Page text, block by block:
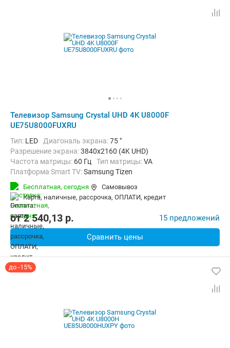
Телевизор Samsung Crystal UHD 4K U8000F
UE75U8000FUXRU
Тип: LED Диагональ экрана:75 "
Разрешение экрана:3840x2160 (4K UHD)
Частота матрицы: 60 Гц Тип матрицы:VA
Платформа Smart TV:Samsung Tizen
Беспроводные интерфейсы:
Бесплатная, сегодня
Самовывоз
карта, наличные, рассрочка, ОПЛАТИ, кредит
от2 540,13 p. 15 предложений
Сравнить цены
до -15%